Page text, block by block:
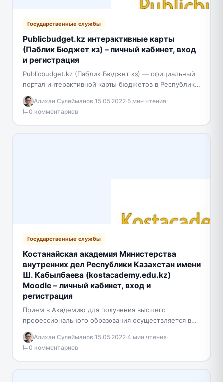
Государственные службы
Publicbudget.kz интерактивные карты
(Паблик Бюджет кз) – личный кабинет, вход
и регистрация
Publicbudget.kz (Паблик Бюджет кз) — официальный
портал интерактивной карты бюджетов в Республике
Казахстан. Сервис представляет собой онлайн карты,
благодаря которым практически любой…
Алихан Сулейманов·15.05.2022·5 мин чтения·
0 комментариев
Государственные службы
Костанайская академия Министерства
внутренних дел Республики Казахстан имени
Ш. Кабылбаева (kostacademy.edu.kz)
Moodle – личный кабинет, вход и
регистрация
Прием в Академию для получения высшего
профессионального образования осуществляется в
соответствии с Типовыми правилами приема на
обучение в организации образования,
утвержденными постановлением…
Алихан Сулейманов·15.05.2022·4 мин чтения·
0 комментариев